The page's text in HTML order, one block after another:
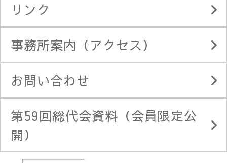
リンク
事務所案内（アクセス）
お問い合わせ
第59回総代会資料（会員限定公
開）